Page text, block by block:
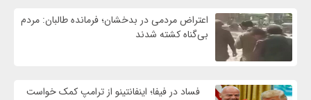
اعتراض مردمی در بدخشان؛ فرمانده طالبان: مردم
بی‌گناه کشته شدند
فساد در فیفا؛ اینفانتینو از ترامپ کمک خواست